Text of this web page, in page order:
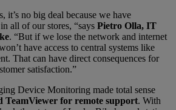
it’s no big deal because we have
all of our stores, “says Pietro Olla, IT
. “But if we lose the network and internet
have access to central systems like
That can have direct consequences for
satisfaction.”
Device Monitoring made total sense
TeamViewer for remote support. With